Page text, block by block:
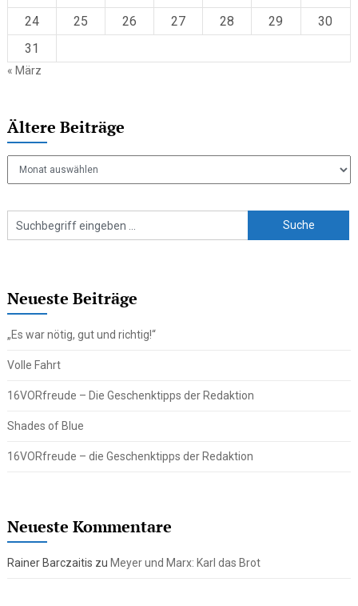
24
25 26 27 28 29
30
31
« März
Ältere Beiträge
Ältere
Neueste Beiträge
„Es war nötig, gut und richtig!“
Volle Fahrt
16VORfreude – Die Geschenktipps der Redaktion
Shades of Blue
16VORfreude – die Geschenktipps der Redaktion
Neueste Kommentare
Rainer Barczaitis zu Meyer und Marx: Karl das Brot